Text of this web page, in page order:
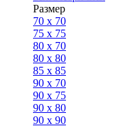
Размер
70 x 70
75 x 75
80 x 70
80 x 80
85 x 85
90 x 70
90 x 75
90 x 80
90 x 90